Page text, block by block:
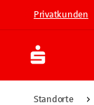
Privatkunden
Standorte